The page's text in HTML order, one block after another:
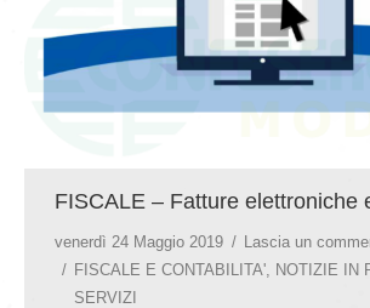
FISCALE – Fatture elettroniche
venerdì 24 Maggio 2019
Lascia un
FISCALE E CONTABILITA' NOTIZIE IN
SERVIZI